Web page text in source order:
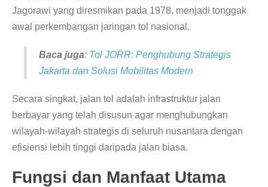
Jagorawi yang diresmikan pada 1978, menjadi tonggak
awal perkembangan jaringan tol nasional.
Baca juga: Tol JORR: Penghubung Strategis
Jakarta dan Solusi Mobilitas Modern
Secara singkat, jalan tol adalah infrastruktur jalan
berbayar yang telah disusun agar menghubungkan
wilayah-wilayah strategis di seluruh nusantara dengan
efisiensi lebih tinggi daripada jalan biasa.
Fungsi dan Manfaat Utama